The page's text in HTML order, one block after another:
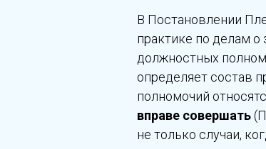
В Постановлении
практике по делам
должностных
определяет состав
полномочий
вправе совершать
не только случаи,